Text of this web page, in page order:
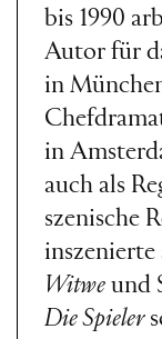
bis 1990
Autor für
in
in
auch als
szenische
inszenierte
Witwe und
Die Spieler